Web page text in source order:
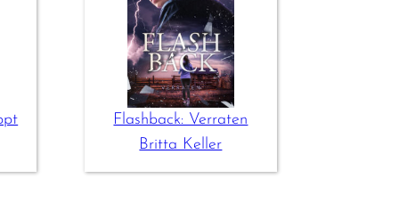
Flashback: Verraten
Britta Keller